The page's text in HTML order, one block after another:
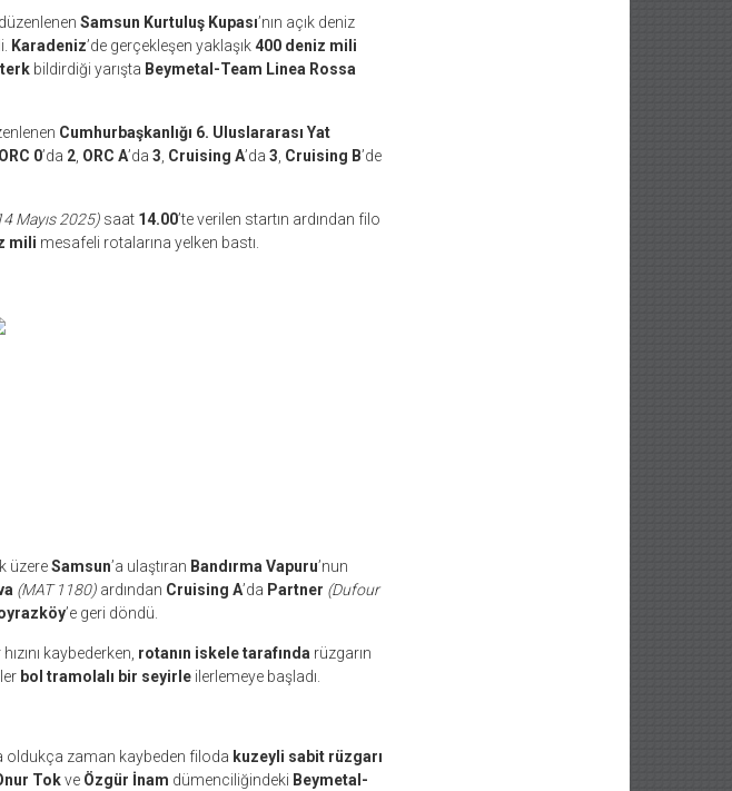
Samsun Kurtuluş Kupası’nın açık deniz
Karadeniz’de gerçekleşen yaklaşık400 deniz mili
terkbildirdiği yarışta Beymetal-Team Linea Rossa
Cumhurbaşkanlığı 6. Uluslararası Yat
ORC 0’da 2, ORC A’da 3, Cruising A’da 3, Cruising B’de
Mayıs 2025)saat 14.00’te verilen startın ardından filo
mili mesafeli rotalarına yelken bastı.
üzereSamsun’a ulaştıran Bandırma Vapuru’nun
(MAT 1180)ardından Cruising A’da Partner (Dufour
’e geri döndü.
kaybederken, rotanın iskele tarafındarüzgarın
bol tramolalı bir seyirleilerlemeye başladı.
zaman kaybeden filoda kuzeyli sabit rüzgarı
Tokve Özgür İnam dümenciliğindeki Beymetal-